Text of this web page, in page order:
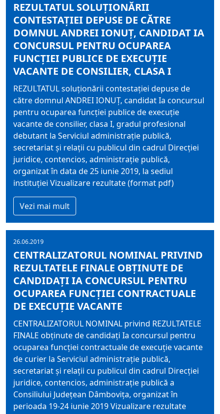
REZULTATUL SOLUŢIONĂRII
CONTESTAŢIEI DEPUSE DE CĂTRE
DOMNUL ANDREI IONUŢ, CANDIDAT IA
CONCURSUL PENTRU OCUPAREA
FUNCŢIEI PUBLICE DE EXECUŢIE
VACANTE DE CONSILIER, CLASA I
REZULTATUL soluţionării contestaţiei depuse de
către domnul ANDREI IONUŢ, candidat Ia concursul
pentru ocuparea funcţiei publice de execuţie
vacante de consilier, clasa I, gradul profesional
debutant la Serviciul administraţie publică,
secretariat şi relaţii cu publicul din cadrul Direcţiei
juridice, contencios, administraţie publică,
organizat în data de 25 iunie 2019, la sediul
instituţiei Vizualizare rezultate (format pdf)
Vezi mai mult
26.06.2019
CENTRALIZATORUL NOMINAL PRIVIND
REZULTATELE FINALE OBŢINUTE DE
CANDIDAŢI IA CONCURSUL PENTRU
OCUPAREA FUNCŢIEI CONTRACTUALE
DE EXECUŢIE VACANTE
CENTRALIZATORUL NOMINAL privind REZULTATELE
FINALE obţinute de candidaţi Ia concursul pentru
ocuparea funcţiei contractuale de execuţie vacante
de curier la Serviciul administraţie publică,
secretariat şi relaţii cu publicul din cadrul Direcţiei
juridice, contencios, administraţie publică a
Consiliului Judeţean Dâmboviţa, organizat în
perioada 19-24 iunie 2019 Vizualizare rezultate